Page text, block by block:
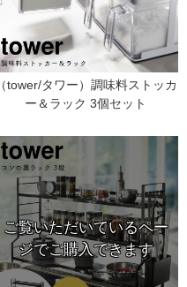
（tower/タワー）調味料ストッカ
ー＆ラック 3個セット